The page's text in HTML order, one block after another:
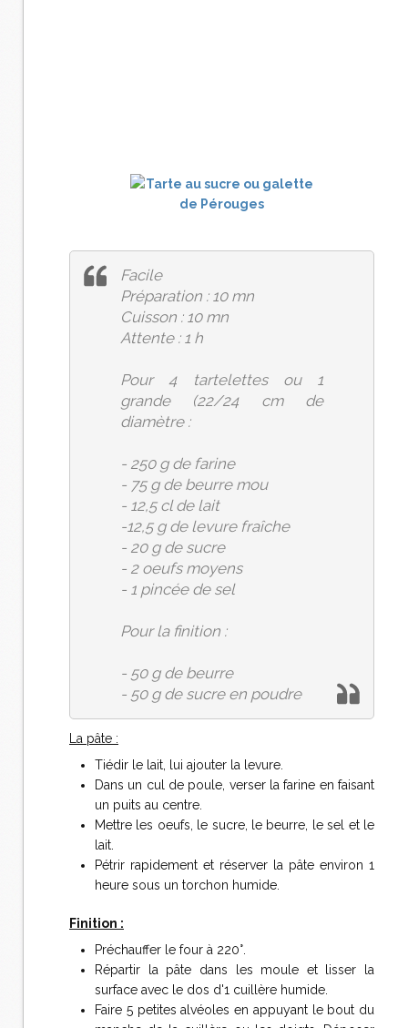
Facile
Préparation : 10 mn
Cuisson : 10 mn
Attente : 1 h
Pour 4 tartelettes ou 1
grande (22/24 cm de
diamètre :
- 250 g de farine
- 75 g de beurre mou
- 12,5 cl de lait
-12,5 g de levure fraîche
- 20 g de sucre
- 2 oeufs moyens
- 1 pincée de sel
Pour la finition :
- 50 g de beurre
- 50 g de sucre en poudre
La pâte :
Tiédir le lait, lui ajouter la levure.
Dans un cul de poule, verser la farine en faisant
un puits au centre.
Mettre les oeufs, le sucre, le beurre, le sel et le
lait.
Pétrir rapidement et réserver la pâte environ 1
heure sous un torchon humide.
Finition :
Préchauffer le four à 220°.
Répartir la pâte dans les moule et lisser la
surface avec le dos d'1 cuillère humide.
Faire 5 petites alvéoles en appuyant le bout du